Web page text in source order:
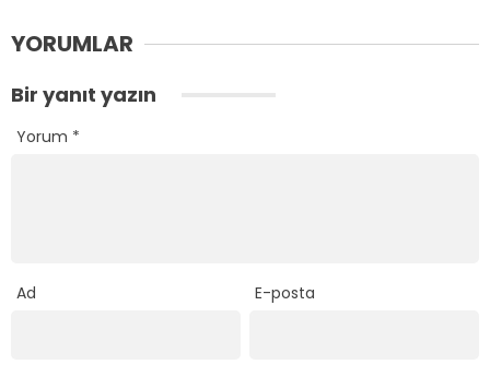
YORUMLAR
Bir yanıt yazın
Yorum *
Ad E-posta